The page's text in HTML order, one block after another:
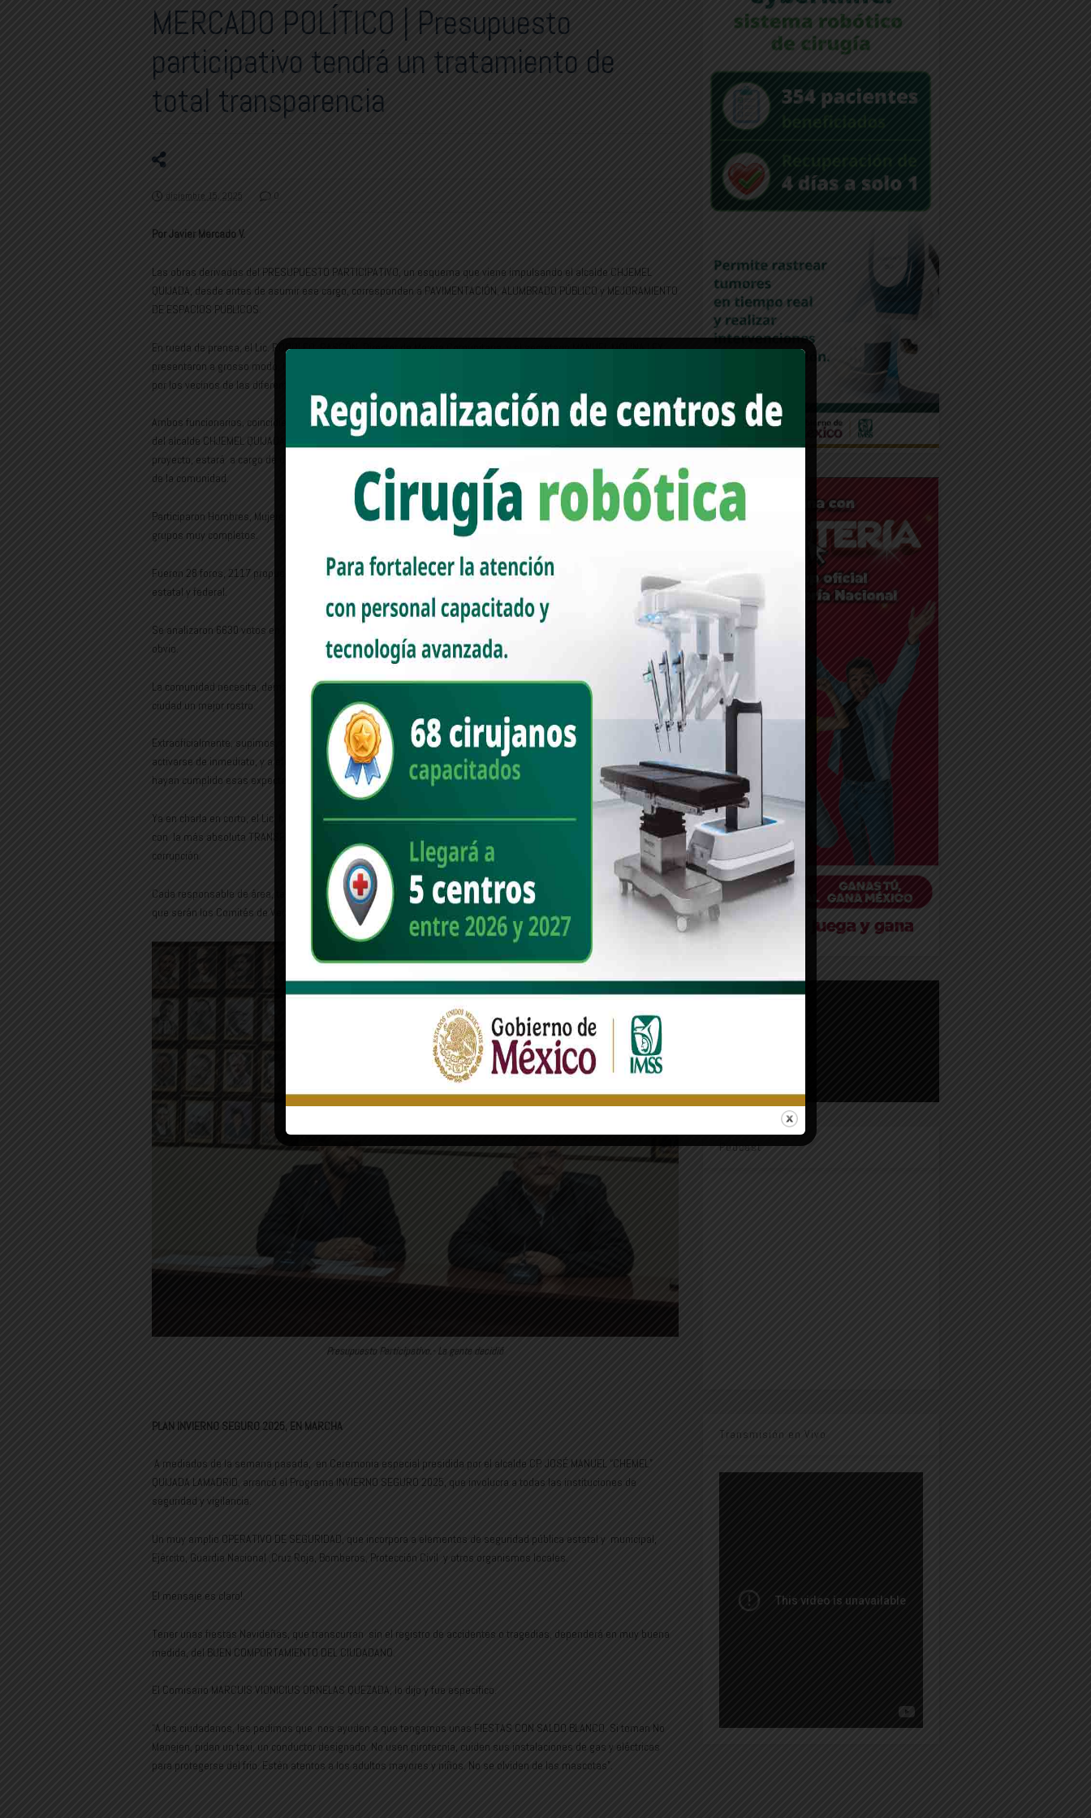
MERCADO POLÍTICO | Presupuesto
participativo tendrá un tratamiento de
total transparencia
diciembre 15, 2025 0
Por Javier Mercado V.
Las obras derivadas del PRESUPUESTO PARTICIPATIVO, un esquema que viene impulsando el alcalde CHJEMEL
QUIJADA, desde antes de asumir ese cargo, corresponden a PAVIMENTACIÓN, ALUMBRADO PÚBLICO y MEJORAMIENTO
DE ESPACIOS PÚBLICOS.
En rueda de prensa, el Lic. RODOLFO RASCÓN, Director de Mejora Comunitaria, y el secretario MANUEL MOLINA LEY,
presentaron a grosso modo, los resultados del proceso, y las votaciones, emergiendo esas prioridades marcadas
por los vecinos de las diferentes colonias de la ciudad.
Ambos funcionarios, coincidieron en que , dada la esencia de HONESTIDAD , CAPACIDAD y PROBIDAD a toda prueba
del alcalde CHJEMEL QUIJADA, estas obras se llevarán a cabo en los tiempos definidos, y la supervisión de cada
proyecto, estará a cargo de un Comité Evaluador previamente integrado por representantes de todos los sectores
de la comunidad.
Participaron Hombres, Mujeres, instituciones religiosas, comunidades rurales, empresarios comerciantes, maestros,
grupos muy completos.
Fueron 28 foros, 2117 propuestas evaluadas, 1164 del ámbito municipal, y 846 de paso a gestión con los gobiernos
estatal y federal.
Se analizaron 6630 votos en las urnas, y se reportan 107 votos nulos. La PAVIMENTACIÓN fue la más votada, era
obvio.
La comunidad necesita, demanda y merece, mejores calles, una reducción significativa del polvo y que se dé a la
ciudad un mejor rostro.
Extraoficialmente, supimos, que el alcalde habló con los funcionarios involucrados en este proceso, y les solicitó
activarse de inmediato, y a efecto de que sin el menor titubeo , en un término de por lo menos seis meses, se
hayan cumplido esas expectativas,. Porque la gente DECIDIÓ.
Ya en charla en corto, el Lic. MOLINA LEY, aseguró que , exigido por el alcalde, todo este proceso se llevará a cabo
con la más absoluta TRANSPARENCIA, no hay modo de que se apliquen criterios que riñan con la ilegalidad o la
corrupción.
Cada responsable de área, tendrá supervisión completa, tanto dentro del ámbito administrativo, como del exterior,
que serán los Comités de Vecinos los vigilantes para que todo transcurra como se han comprometido.
Presupuesto Participativo.- La gente decidió
PLAN INVIERNO SEGURO 2025, EN MARCHA
A mediados de la semana pasada, en Ceremonia especial presidida por el alcalde CP. JOSÉ MANUEL “CHEMEL”
QUIJADA LAMADRID, arrancó el Programa INVIERNO SEGURO 2025, que involucra a todas las instituciones de
seguridad y vigilancia.
Un muy amplio OPERATIVO DE SEGURIDAD, que incorpora a elementos de seguridad pública estatal y municipal,
Ejército, Guardia Nacional ,Cruz Roja, Bomberos, Protección Civil y otros organismos locales.
El mensaje es claro!.
Tener unas fiestas Navideñas, que transcurran sin el registro de accidentes o tragedias, dependerá en muy buena
medida, del BUEN COMPORTAMIENTO DEL CIUDADANO.
El Comisario MARCUIS VIONICIUS ORNELAS QUEZADA, lo dijo y fue específico.
“A los ciudadanos, les pedimos que nos ayuden a que tengamos unas FIESTAS CON SALDO BLANCO. Si toman No
Manejen, pidan un taxi, un conductor designado. No usen pirotecnia, cuiden sus instalaciones de gas y eléctricas
para protegerse del frio. Estén atentos a los adultos mayores y niños. No se olviden de las mascotas”.
Podcast
Transmisión en Vivo